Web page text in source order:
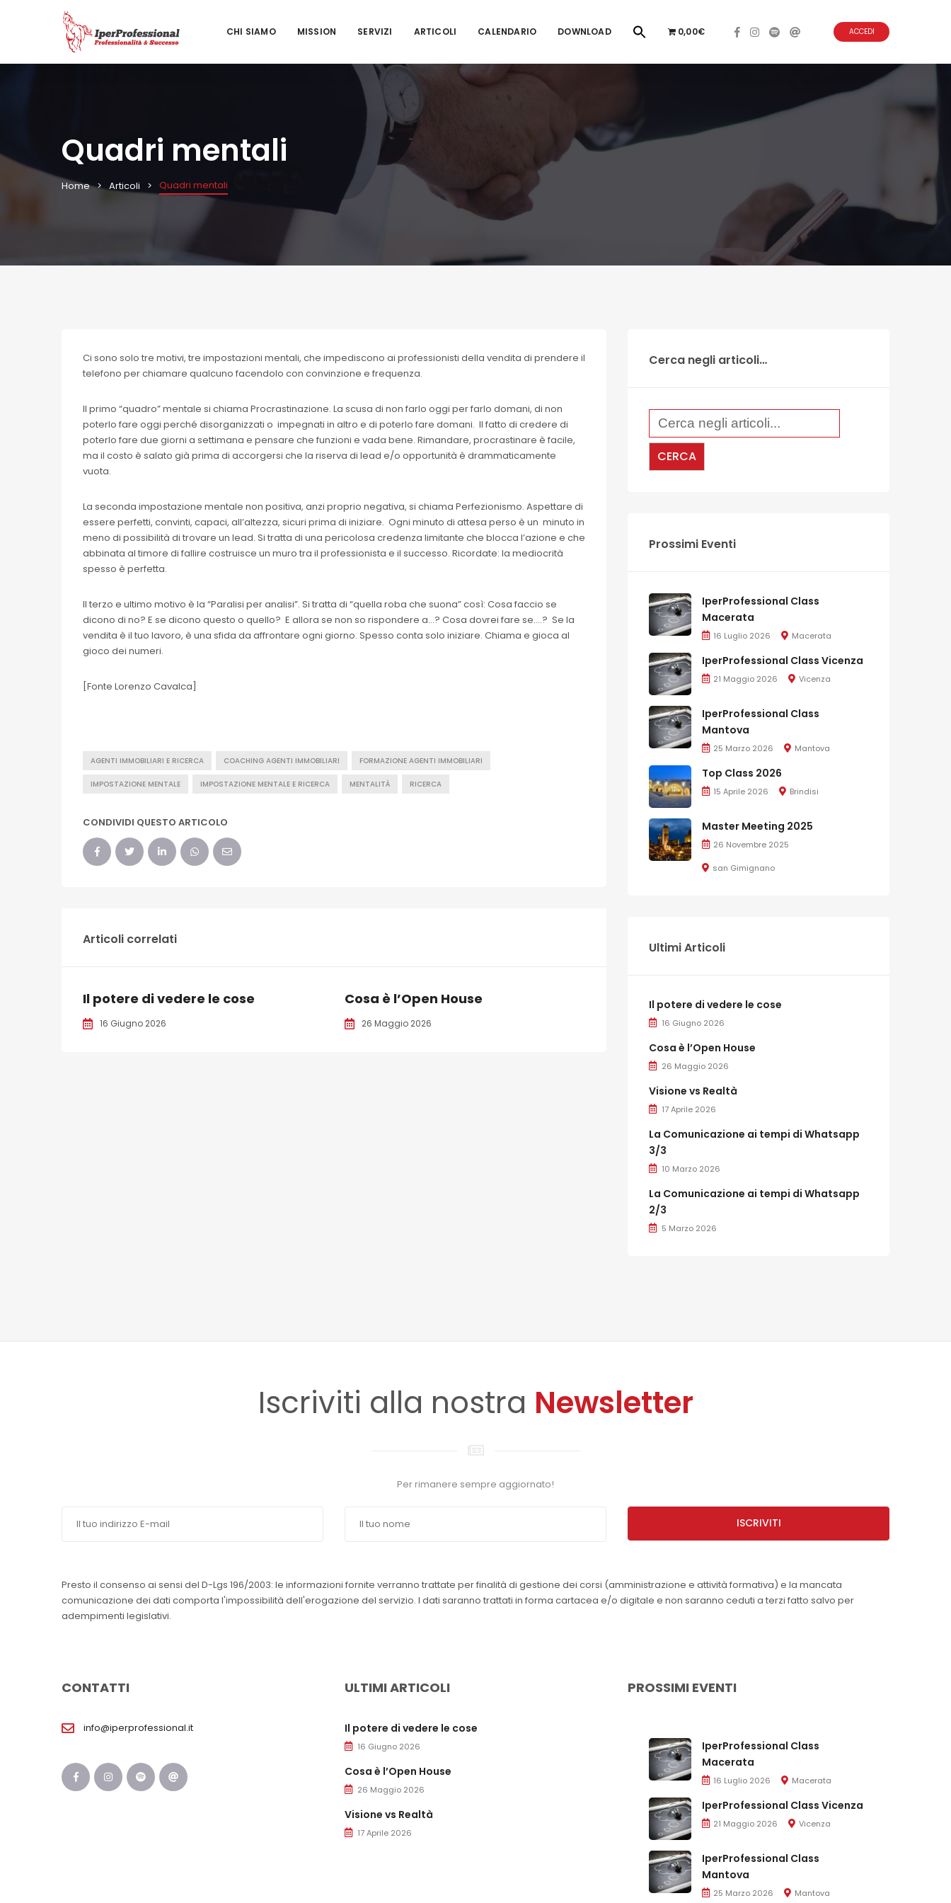
CHI SIAMO MISSION SERVIZI ARTICOLI CALENDARIO DOWNLOAD 0,00€ ACCEDI
Quadri mentali
Home Articoli Quadri mentali
Ci sono solo tre motivi, tre impostazioni mentali, che impediscono ai professionisti della vendita di prendere il
telefono per chiamare qualcuno facendolo con convinzione e frequenza.
Il primo “quadro” mentale si chiama Procrastinazione. La scusa di non farlo oggi per farlo domani, di non
poterlo fare oggi perché disorganizzati o impegnati in altro e di poterlo fare domani. Il fatto di credere di
poterlo fare due giorni a settimana e pensare che funzioni e vada bene. Rimandare, procrastinare è facile,
ma il costo è salato già prima di accorgersi che la riserva di lead e/o opportunità è drammaticamente
vuota.
La seconda impostazione mentale non positiva, anzi proprio negativa, si chiama Perfezionismo. Aspettare di
essere perfetti, convinti, capaci, all’altezza, sicuri prima di iniziare. Ogni minuto di attesa perso è un minuto in
meno di possibilità di trovare un lead. Si tratta di una pericolosa credenza limitante che blocca l’azione e che
abbinata al timore di fallire costruisce un muro tra il professionista e il successo. Ricordate: la mediocrità
spesso è perfetta.
Il terzo e ultimo motivo è la “Paralisi per analisi”. Si tratta di “quella roba che suona” così: Cosa faccio se
dicono di no? E se dicono questo o quello? E allora se non so rispondere a…? Cosa dovrei fare se….? Se la
vendita è il tuo lavoro, è una sfida da affrontare ogni giorno. Spesso conta solo iniziare. Chiama e gioca al
gioco dei numeri.
[Fonte Lorenzo Cavalca]
AGENTI IMMOBILIARI E RICERCA COACHING AGENTI IMMOBILIARI FORMAZIONE AGENTI IMMOBILIARI
IMPOSTAZIONE MENTALE IMPOSTAZIONE MENTALE E RICERCA MENTALITÀ RICERCA
CONDIVIDI QUESTO ARTICOLO
Articoli correlati
Il potere di vedere le cose
16 Giugno 2026
Cosa è l’Open House
26 Maggio 2026
Cerca negli articoli…
Prossimi Eventi
IperProfessional Class
Macerata
16 Luglio 2026 Macerata
IperProfessional Class Vicenza
21 Maggio 2026 Vicenza
IperProfessional Class
Mantova
25 Marzo 2026 Mantova
Top Class 2026
15 Aprile 2026 Brindisi
Master Meeting 2025
26 Novembre 2025
san Gimignano
Ultimi Articoli
Il potere di vedere le cose
16 Giugno 2026
Cosa è l’Open House
26 Maggio 2026
Visione vs Realtà
17 Aprile 2026
La Comunicazione ai tempi di Whatsapp
3/3
10 Marzo 2026
La Comunicazione ai tempi di Whatsapp
2/3
5 Marzo 2026
Iscriviti alla nostra Newsletter
Per rimanere sempre aggiornato!
ISCRIVITI
Presto il consenso ai sensi del D-Lgs 196/2003: le informazioni fornite verranno trattate per finalità di gestione dei corsi (amministrazione e attività formativa) e la mancata
comunicazione dei dati comporta l'impossibilità dell'erogazione del servizio. I dati saranno trattati in forma cartacea e/o digitale e non saranno ceduti a terzi fatto salvo per
adempimenti legislativi.
CONTATTI
info@iperprofessional.it
ULTIMI ARTICOLI
Il potere di vedere le cose
16 Giugno 2026
Cosa è l’Open House
26 Maggio 2026
Visione vs Realtà
17 Aprile 2026
PROSSIMI EVENTI
IperProfessional Class
Macerata
16 Luglio 2026 Macerata
IperProfessional Class Vicenza
21 Maggio 2026 Vicenza
IperProfessional Class
Mantova
25 Marzo 2026 Mantova